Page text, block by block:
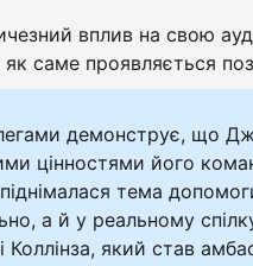
вплив на свою
саме проявляється
демонструє, що
цінностями його
тема
а й у реальному
Коллінза, який став